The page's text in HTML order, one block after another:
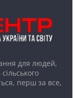
для людей,
перш за все,